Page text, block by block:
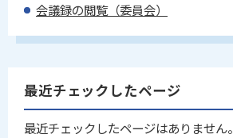
会議録の閲覧（委員会）
最近チェックしたページ
最近チェックしたページはありません。